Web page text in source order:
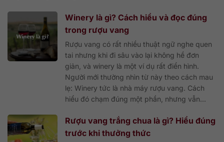
Winery là gì? Cách hiểu và đọc đúng
trong rượu vang
Rượu vang có rất nhiều thuật ngữ nghe quen
tai nhưng khi đi sâu vào lại không hề đơn
giản, và winery là một ví dụ rất điển hình.
Người mới thường nhìn từ này theo cách mau
lẹ: Winery tức là nhà máy rượu vang. Cách
hiểu đó chạm đúng một phần, nhưng vẫn...
Rượu vang trắng chua là gì? Hiểu đúng
trước khi thưởng thức